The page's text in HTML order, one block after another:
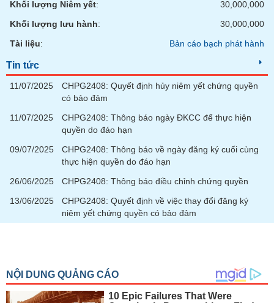
Khối lượng Niêm yết:
30,000,000
Khối lượng lưu hành:
30,000,000
Tài liệu: Bản cáo bạch phát hành
Tin tức
11/07/2025
CHPG2408: Quyết định hủy niêm yết chứng quyền
có bảo đảm
11/07/2025
CHPG2408: Thông báo ngày ĐKCC để thực hiện
quyền do đáo hạn
09/07/2025
CHPG2408: Thông báo về ngày đăng ký cuối cùng
thực hiện quyền do đáo hạn
26/06/2025
CHPG2408: Thông báo điều chỉnh chứng quyền
13/06/2025
CHPG2408: Quyết định về việc thay đổi đăng ký
niêm yết chứng quyền có bảo đảm